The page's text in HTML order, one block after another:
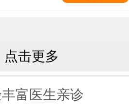
点击更多
富医生亲诊